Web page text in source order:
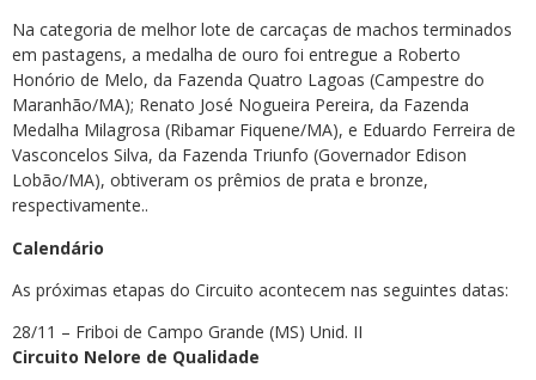
Na categoria de melhor lote de carcaças de machos terminados
em pastagens, a medalha de ouro foi entregue a Roberto
Honório de Melo, da Fazenda Quatro Lagoas (Campestre do
Maranhão/MA); Renato José Nogueira Pereira, da Fazenda
Medalha Milagrosa (Ribamar Fiquene/MA), e Eduardo Ferreira de
Vasconcelos Silva, da Fazenda Triunfo (Governador Edison
Lobão/MA), obtiveram os prêmios de prata e bronze,
respectivamente..
Calendário
As próximas etapas do Circuito acontecem nas seguintes datas:
28/11 – Friboi de Campo Grande (MS) Unid. II
Circuito Nelore de Qualidade